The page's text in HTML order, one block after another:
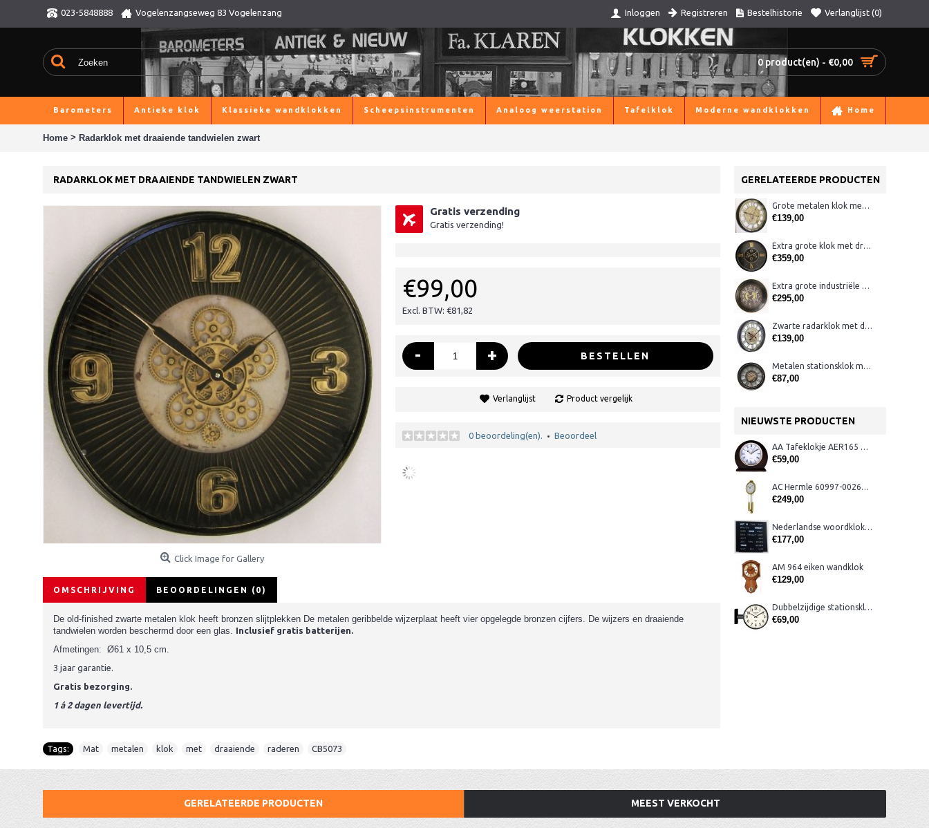
023-5848888 Vogelenzangseweg 83 Vogelenzang Inloggen Registreren Bestelhistorie Verlanglijst (0)
0 product(en) - €0,00
Barometers Antieke klok Klassieke wandklokken Scheepsinstrumenten Analoog weerstation Tafelklok Moderne wandklokken Home
Home > Radarklok met draaiende tandwielen zwart
GERELATEERDE PRODUCTEN
Grote metalen klok met bewegende raderen, zwart
€139,00
Extra grote klok met draaiende tandwielen120 cm
€359,00
Extra grote industriële klok 110 cm zwart
€295,00
Zwarte radarklok met draaiende tandwielen
€139,00
Metalen stationsklok met bewegende tandwielen zwart
€87,00
NIEUWSTE PRODUCTEN
AA Tafeklokje AER165 noten
€59,00
AC Hermle 60997-00261 wandklok
€249,00
Nederlandse woordklok zwart AMS 1265
€177,00
AM 964 eiken wandklok
€129,00
Dubbelzijdige stationsklok metaal 1879
€69,00
RADARKLOK MET DRAAIENDE TANDWIELEN ZWART
Click Image for Gallery
Gratis verzending
Gratis verzending!
€99,00
Excl. BTW: €81,82
- + BESTELLEN
Verlanglijst Product vergelijk
0 beoordeling(en). • Beoordeel
OMSCHRIJVING BEOORDELINGEN (0)
De old-finished zwarte metalen klok heeft bronzen slijtplekken De metalen geribbelde wijzerplaat heeft vier opgelegde bronzen cijfers. De wijzers en draaiende
tandwielen worden beschermd door een glas. Inclusief gratis batterijen.
Afmetingen: Ø61 x 10,5 cm.
3 jaar garantie.
Gratis bezorging.
1 á 2 dagen levertijd.
Tags: Mat metalen klok met draaiende raderen CB5073
GERELATEERDE PRODUCTEN MEEST VERKOCHT